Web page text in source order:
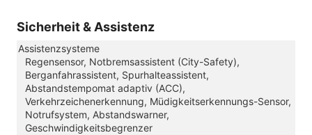
Sicherheit & Assistenz
Assistenzsysteme
Regensensor, Notbremsassistent (City-Safety),
Berganfahrassistent, Spurhalteassistent,
Abstandstempomat adaptiv (ACC),
Verkehrzeichenerkennung, Müdigkeitserkennungs-Sensor,
Notrufsystem, Abstandswarner,
Geschwindigkeitsbegrenzer